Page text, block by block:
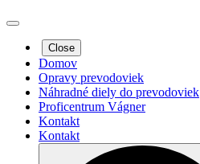
Close
Domov
Opravy prevodoviek
Náhradné diely do prevodoviek
Proficentrum Vágner
Kontakt
Kontakt